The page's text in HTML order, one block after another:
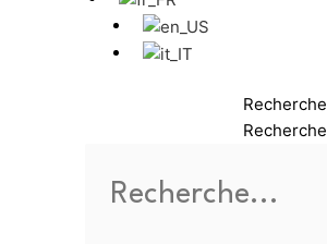
Recherche
Recherche